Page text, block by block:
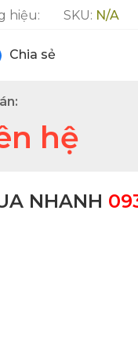
hiệu: SKU: N/A
Chia sẻ
hệ
NHANH